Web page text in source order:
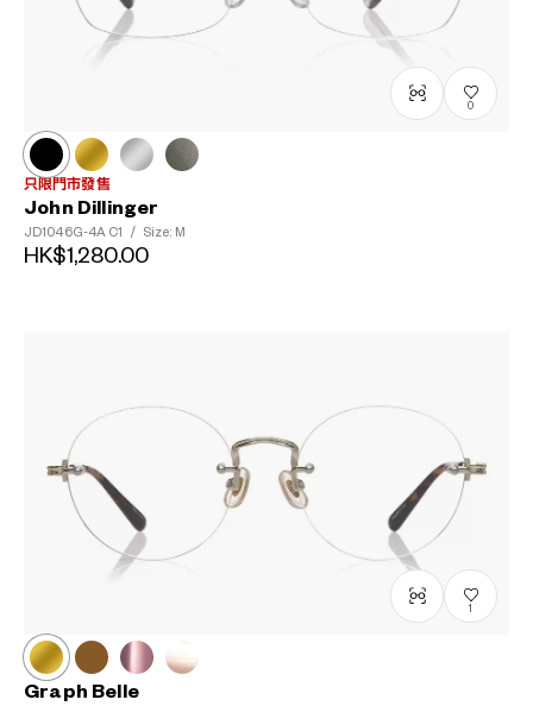
0
只限門市發售
John Dillinger
JD1046G-4A C1 / Size: M
HK$1,280.00
1
Graph Belle